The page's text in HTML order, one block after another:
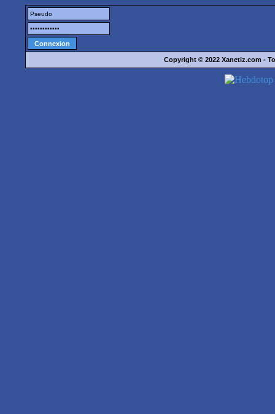
Copyright © 2022 Xanetiz.com -